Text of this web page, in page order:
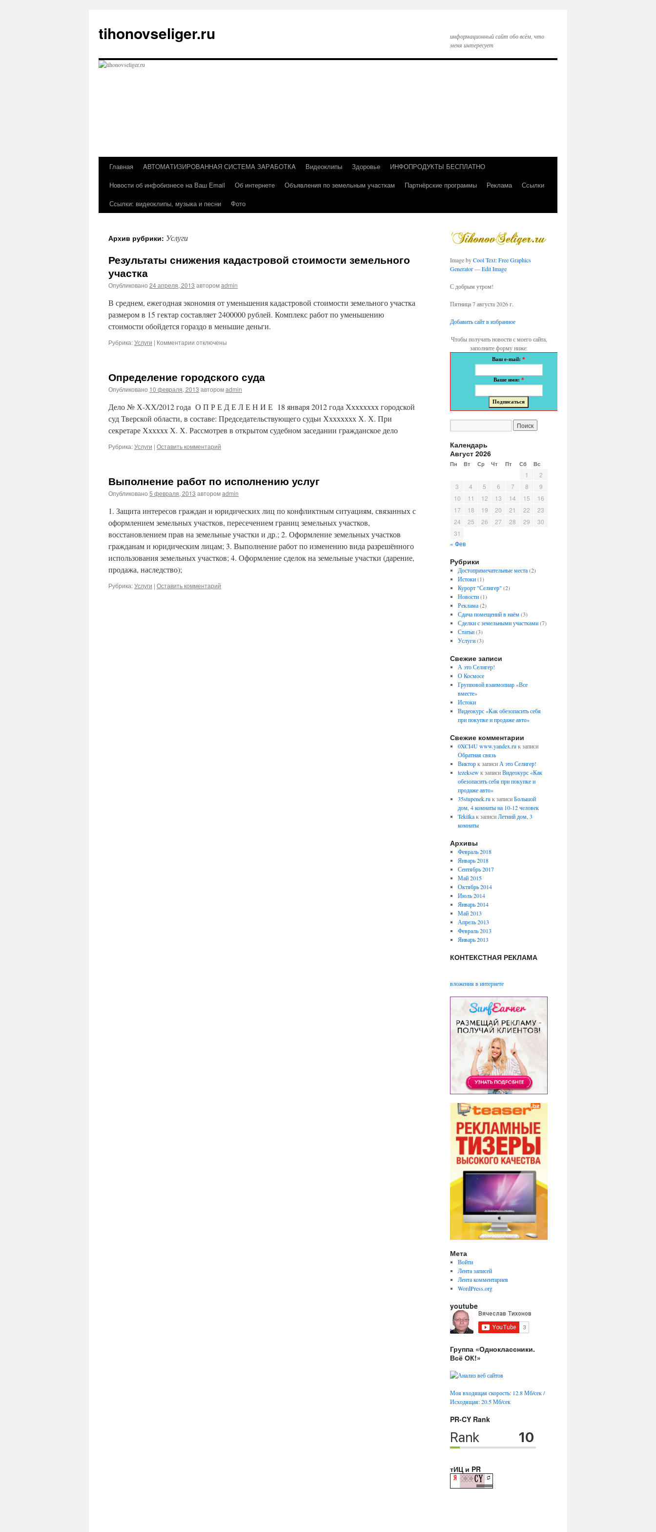
содержимому
tihonovseliger.ru
информационный сайт обо всём, что
меня интересует
Главная AВТOМAТИЗИРOВAННAЯ СИСТEМA ЗAРAБOТКA Видеоклипы Здоровье
ИНФОПРОДУКТЫ БЕСПЛАТНО
Новости об инфобизнесе на Ваш Email
Об интернете Объявления по земельным участкам Партнёрские программы Реклама
Ссылки
Ссылки: видеоклипы, музыка и песни
Фото
Архив рубрики: Услуги
Результаты снижения кадастровой стоимости земельного
участка
Опубликовано 24 апреля, 2013 авторомadmin
В среднем, ежегодная экономия от уменьшения кадастровой стоимости земельного участка
размером в 15 гектар составляет 2400000 рублей. Комплекс работ по уменьшению
стоимости обойдется гораздо в меньшие деньги.
Рубрика:Услуги | Комментарии к
кадастровой
стоимости
земельного
участка
отключены
Определение городского суда
Опубликовано 10 февраля, 2013 авторомadmin
Дело № Х-ХХ/2012 года О П Р Е Д Е Л Е Н И Е 18 января 2012 года Хххххххх городской
суд Тверской области, в составе: Председательствующего судьи Хххххххх Х. Х. При
секретаре Хххххх Х. Х. Рассмотрев в открытом судебном заседании гражданское дело
Рубрика:Услуги | Оставить комментарий
Выполнение работ по исполнению услуг
Опубликовано 5 февраля, 2013 авторомadmin
1. Защита интересов граждан и юридических лиц по конфликтным ситуациям, связанных с
оформлением земельных участков, пересечением границ земельных участков,
восстановлением прав на земельные участки и др.; 2. Оформление земельных участков
гражданам и юридическим лицам; 3. Выполнение работ по изменению вида разрешённого
использования земельных участков; 4. Оформление сделок на земельные участки (дарение,
продажа, наследство);
Рубрика:Услуги | Оставить комментарий
Image byCool Text: Free Graphics
Generator—Edit Image
С добрым утром!
Пятница 7 августа 2026 г.
Добавить сайт в избранное
Чтобы получать новости с моего сайта,
заполните форму ниже:
Ваш e-mail: *
Ваше имя: *
Календарь
Август 2026
Пн Вт Ср Чт Пт Сб Вс
1
2
3
4 5 6 7 8
9
10
11 12 13 14 15
16
17
18 19 20 21 22
23
24
25 26 27 28 29
30
31
« Фев
Рубрики
Достопримечательные места(2)
Истоки(1)
Курорт "Селигер" (2)
Новости(1)
Реклама(2)
Сдача помещений в наём(3)
Сделки с земельными участками(7)
Статьи(3)
Услуги(3)
Свежие записи
А это Селигер!
О Космосе
Групповой взаимопиар «Все
вместе»
Истоки
Видеокурс «Как обезопасить себя
при покупке и продаже авто»
Свежие комментарии
0XCI4U www.yandex.ru к записи
Обратная связь
Викторк записи А это Селигер!
tezeksewк записиВидеокурс «Как
обезопасить себя при покупке и
продаже авто»
35stupenek.ru к записиБольшой
дом, 4 комнаты на 10-12 человек
Tekilkaк записиЛетний дом, 3
комнаты
Архивы
Февраль 2018
Январь 2018
Сентябрь 2017
Май 2015
Октябрь 2014
Июль 2014
Январь 2014
Май 2013
Апрель 2013
Февраль 2013
Январь 2013
КОНТЕКСТНАЯ РЕКЛАМА
вложения в интернете
Мета
Войти
Лента записей
Лента комментариев
WordPress.org
youtube
Группа «Одноклассники.
Всё ОК!»
Моя входящая скорость: 12.8 Мб/сек /
Исходящая: 20.5 Мб/сек
PR-CY Rank
тИЦ и PR